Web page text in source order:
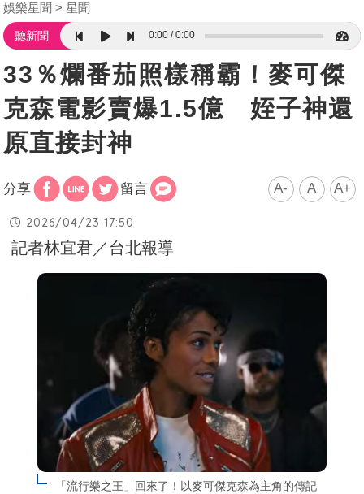
娛樂星聞 星聞
聽新聞 0:00 0:00
33％爛番茄照樣稱霸！麥可傑
克森電影賣爆1.5億 姪子神還
原直接封神
分享 留言 A- A A+
2026/04/23 17:50
記者林宜君／台北報導
「流行樂之王」回來了！以麥可傑克森為主角的傳記